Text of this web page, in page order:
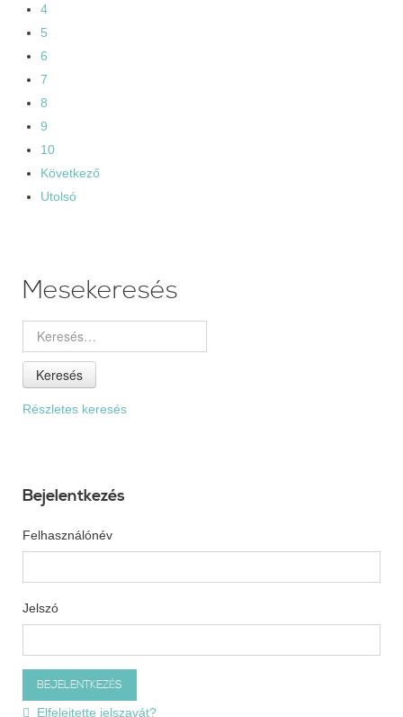
4
5
6
7
8
9
10
Következő
Utolsó
Mesekeresés
Keresés
Részletes keresés
Bejelentkezés
Felhasználónév
Jelszó
Elfelejtette jelszavát?